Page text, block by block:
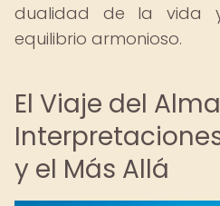
dualidad de la vida
equilibrio armonioso.
El Viaje del
y el Más Allá